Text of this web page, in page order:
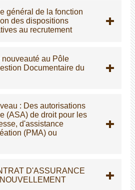
général de la fonction
des dispositions
au recrutement
nouveauté au Pôle
Documentaire du
: Des autorisations
(ASA) de droit pour les
d'assistance
(PMA) ou
D'ASSURANCE